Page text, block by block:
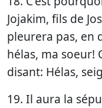
Jojakim, fils de
pleurera pas, en
hélas, ma soeur!
disant: Hélas,
19. Il aura la